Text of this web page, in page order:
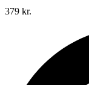
379 kr.